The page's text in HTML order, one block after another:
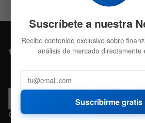
Suscríbete a nuestra
Recibe contenido exclusivo sobre
análisis de mercado directamente
Suscribirme gratis